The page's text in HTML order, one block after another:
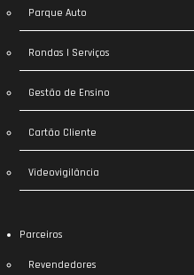
Parque Auto
Rondas | Serviços
Gestão de Ensino
Cartão Cliente
Videovigilância
Parceiros
Revendedores